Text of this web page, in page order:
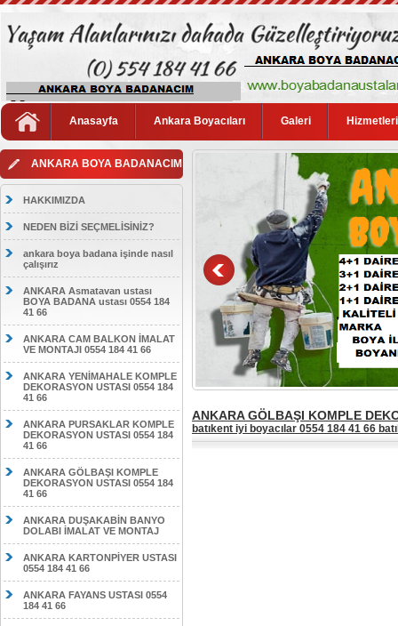
Anasayfa Ankara Boyacıları Galeri
ANKARA BOYA BADANACIM
HAKKIMIZDA
NEDEN BİZİ SEÇMELİSİNİZ?
ankara boya badana işinde nasıl
çalışırız
ANKARA Asmatavan ustası
BOYA BADANA ustası 0554 184
41 66
ANKARA CAM BALKON İMALAT
VE MONTAJI 0554 184 41 66
ANKARA YENİMAHALE KOMPLE
DEKORASYON USTASI 0554 184
41 66
ANKARA PURSAKLAR KOMPLE
DEKORASYON USTASI 0554 184
41 66
ANKARA GÖLBAŞI KOMPLE
DEKORASYON USTASI 0554 184
41 66
ANKARA DUŞAKABİN BANYO
DOLABI İMALAT VE MONTAJ
ANKARA KARTONPİYER USTASI
0554 184 41 66
ANKARA FAYANS USTASI 0554
184 41 66
ANKARA GÖLBAŞI KOMPLE
batıkent iyi boyacılar 0554 184 41 66